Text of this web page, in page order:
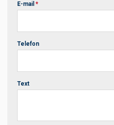
E-mail *
Telefon
Text